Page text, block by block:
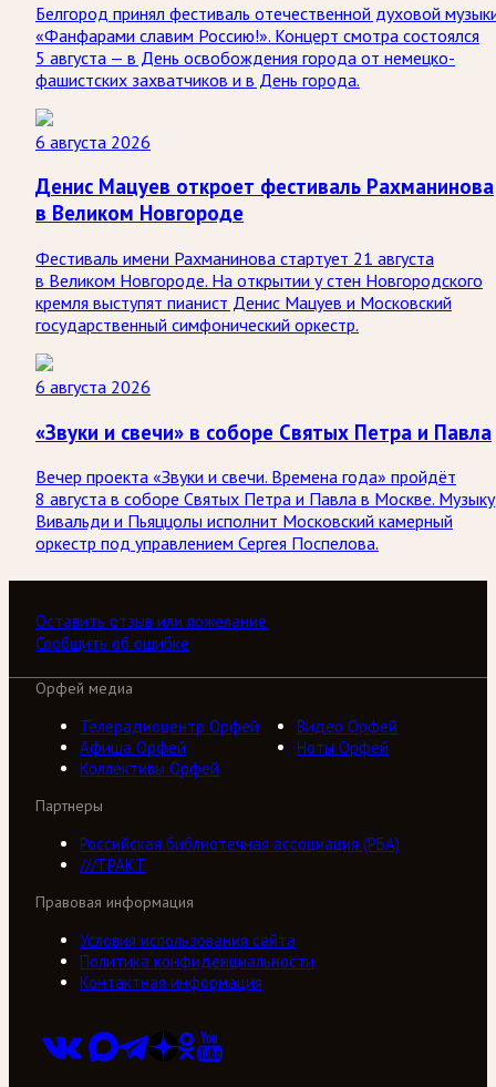
Белгород принял фестиваль отечественной духовой
«Фанфарами славим Россию!». Концерт смотра состоялся
5 августа — в День освобождения города от немецко-
фашистских захватчиков и в День города.
6 августа 2026
Денис Мацуев откроет фестиваль Рахманинова
в Великом Новгороде
Фестиваль имени Рахманинова стартует 21 августа
в Великом Новгороде. На открытии у стен Новгородского
кремля выступят пианист Денис Мацуев и Московский
государственный симфонический оркестр.
6 августа 2026
«Звуки и свечи» в соборе Святых Петра и Павла
Вечер проекта «Звуки и свечи. Времена года» пройдёт
8 августа в соборе Святых Петра и Павла в Москве. Музыку
Вивальди и Пьяццолы исполнит Московский камерный
оркестр под управлением Сергея Поспелова.
Оставить отзыв или пожелание
Сообщить об ошибке
Орфей медиа
Телерадиоцентр Орфей
Видео Орфей
Афиша Орфей
Ноты Орфей
Коллективы Орфей
Партнеры
Российская библиотечная ассоциация (РБА)
///ТРАКТ
Правовая информация
Условия использования сайта
Политика конфиденциальности
Контактная информация